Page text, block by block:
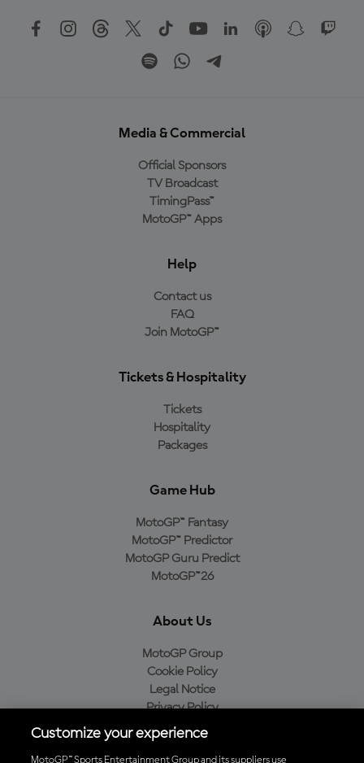
Media & Commercial
Official Sponsors
TV Broadcast
TimingPass™
MotoGP™ Apps
Help
Contact us
FAQ
Join MotoGP™
Tickets & Hospitality
Tickets
Hospitality
Packages
Game Hub
MotoGP™ Fantasy
MotoGP™ Predictor
MotoGP Guru Predict
MotoGP™26
About Us
MotoGP Group
Cookie Policy
Legal Notice
Privacy Policy
Purchase Policy
Customize your experience
MotoGP™ Sports Entertainment Group and its suppliers use